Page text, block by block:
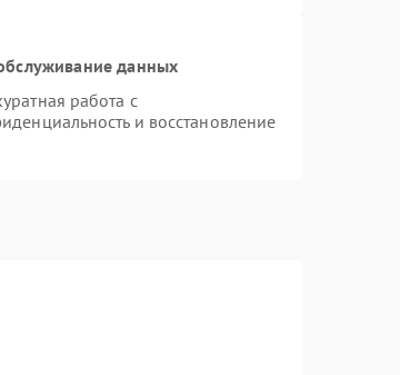
данных
работа с
и восстановление